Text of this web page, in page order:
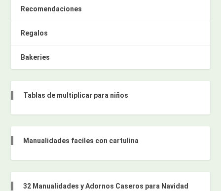
Recomendaciones
Regalos
Bakeries
Tablas de multiplicar para niños
Manualidades faciles con cartulina
32 Manualidades y Adornos Caseros para Navidad